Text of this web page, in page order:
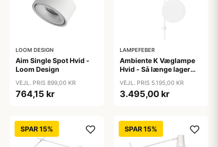
LOOM DESIGN
Aim Single Spot Hvid -
Loom Design
VEJL. PRIS 899,00 KR
764,15 kr
LAMPEFEBER
Ambiente K Væglampe
Hvid - Så længe lager
VEJL. PRIS 5.195,00 KR
3.495,00 kr
SPAR 15% SPAR 15%